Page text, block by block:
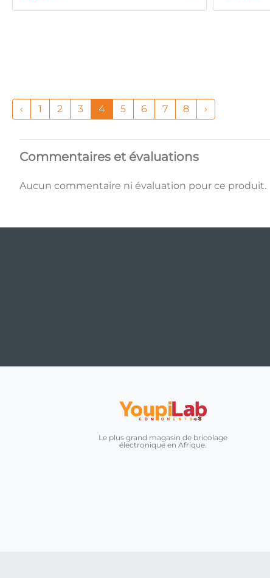
‹ 1 2 3 4 5 6 7 8 ›
Commentaires et évaluations
Aucun commentaire ni évaluation pour ce produit.
Le plus grand magasin de bricolage
électronique en Afrique.